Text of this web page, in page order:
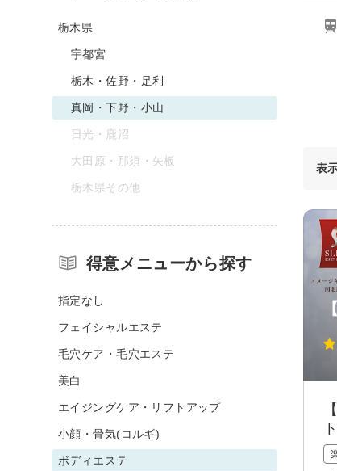
表
栃木県
宇都宮
栃木・佐野・足利
真岡・下野・小山
日光・鹿沼
大田原・那須・矢板
栃木県その他
得意メニューから探す
指定なし
フェイシャルエステ
毛穴ケア・毛穴エステ
美白
エイジングケア・リフトアップ
小顔・骨気(コルギ)
ボディエステ